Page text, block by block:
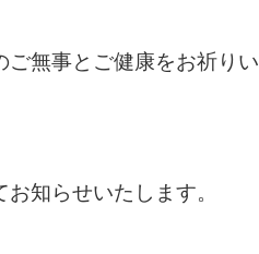
無事とご健康をお祈りい
知らせいたします。